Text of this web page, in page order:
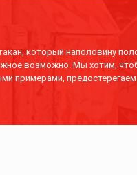
который наполовину
возможно. Мы хотим,
примерами,